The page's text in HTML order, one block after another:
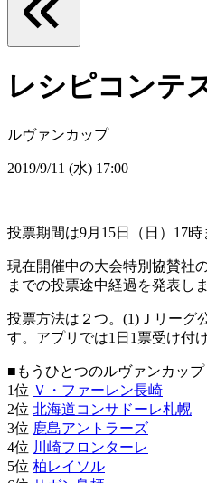
レシピコンテ
ルヴァンカップ
2019/9/11 (水) 17:00
投票期間は9月15日（日）17
現在開催中の大会特別協賛社
までの投票途中経過を発表し
投票方法は２つ。(1)Ｊリーグ
す。アプリでは1日1票受け付
■もうひとつのルヴァンカップ
1位 Ｖ・ファーレン長崎
2位 北海道コンサドーレ札幌
3位 鹿島アントラーズ
4位 川崎フロンターレ
5位 柏レイソル